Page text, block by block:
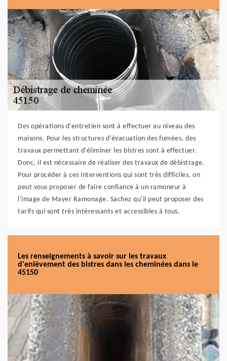
Des opérations d'entretien sont à effectuer au niveau des
maisons. Pour les structures d'évacuation des fumées, des
travaux permettant d'éliminer les bistres sont à effectuer.
Donc, il est nécessaire de réaliser des travaux de débistrage.
Pour procéder à ces interventions qui sont très difficiles, on
peut vous proposer de faire confiance à un ramoneur à
l'image de Mayer Ramonage. Sachez qu'il peut proposer des
tarifs qui sont très intéressants et accessibles à tous.
Les renseignements à savoir sur les travaux
d'enlèvement des bistres dans les cheminées dans le
45150